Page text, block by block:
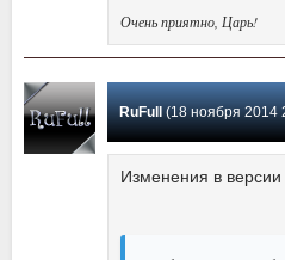
Очень приятно, Царь!
RuFull (18 ноября 2014
Изменения в версии